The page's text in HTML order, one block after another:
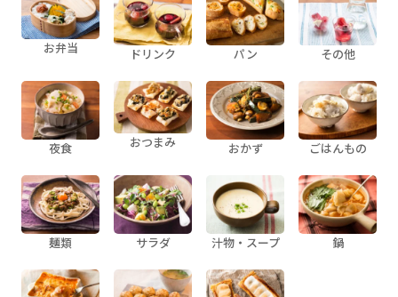
お弁当 ドリンク パン その他
夜食 おつまみ おかず ごはんもの
麺類 サラダ 汁物・スープ 鍋